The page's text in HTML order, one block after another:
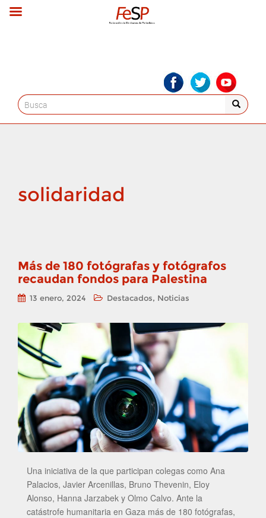
Search
for:
solidaridad
Más de 180 fotógrafas y fotógrafos
recaudan fondos para Palestina
13 enero, 2024 Destacados, Noticias
Una iniciativa de la que participan colegas como Ana
Palacios, Javier Arcenillas, Bruno Thevenin, Eloy
Alonso, Hanna Jarzabek y Olmo Calvo. Ante la
catástrofe humanitaria en Gaza más de 180 fotógrafas,